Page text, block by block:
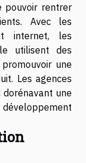
pouvoir rentrer
Avec les
internet, les
utilisent des
une
Les agences
une